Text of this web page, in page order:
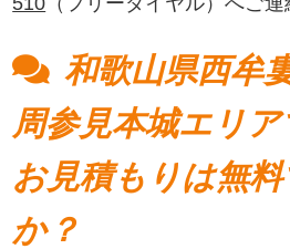
和歌山県西牟
周参見本城エリア
お見積もりは無
か？